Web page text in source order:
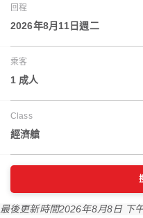
回程
2026年8月11日週二
乘客
1 成人
Class
經濟艙
最後更新時間2026年8月8日 下